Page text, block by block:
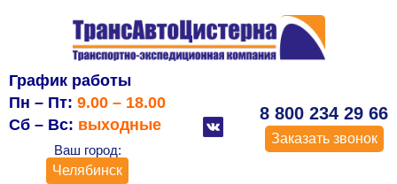
График работы
Пн – Пт: 9.00 – 18.00
Сб – Вс: выходные
Ваш город:
Челябинск
8 800 234 29 66
Заказать звонок